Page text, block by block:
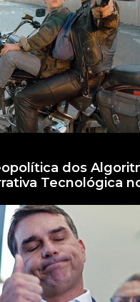
dos
Tecnológica